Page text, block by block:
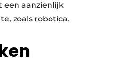
een aanzienlijk
zoals robotica.